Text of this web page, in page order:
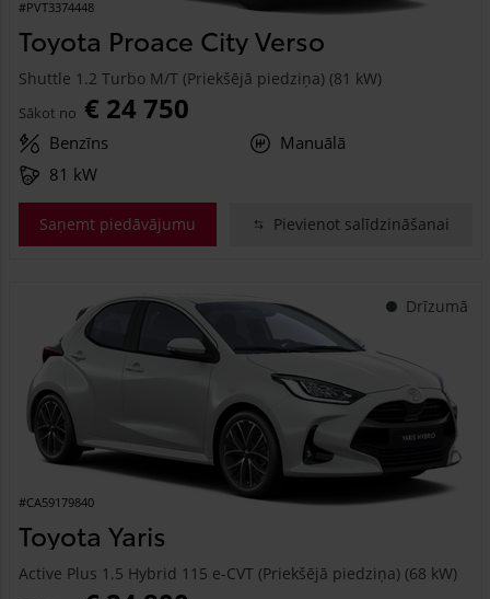
#PVT3374448
Toyota Proace City Verso
Shuttle 1.2 Turbo M/T (Priekšējā piedziņa) (81 kW)
Sākot no € 24 750
Benzīns
Manuālā
81 kW
Saņemt piedāvājumu Pievienot salīdzināšanai
Drīzumā
#CA59179840
Toyota Yaris
Active Plus 1.5 Hybrid 115 e-CVT (Priekšējā piedziņa) (68 kW)